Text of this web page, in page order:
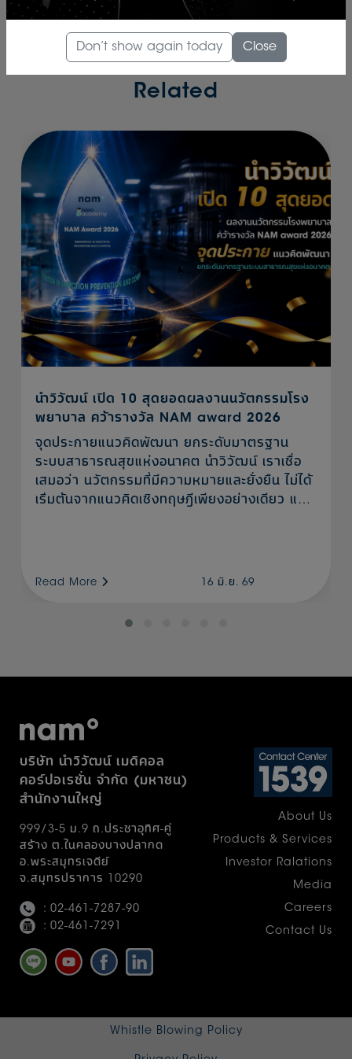
Related
นำวิวัฒน์ เปิด 10 สุดยอดผลงานนวัตกรรมโรง
พยาบาล คว้ารางวัล NAM award 2026
จุดประกายแนวคิดพัฒนา ยกระดับมาตรฐาน
ระบบสาธารณสุขแห่งอนาคต นำวิวัฒน์ เราเชื่อ
เสมอว่า นวัตกรรมที่มีความหมายและยั่งยืน ไม่ได้
เริ่มต้นจากแนวคิดเชิงทฤษฎีเพียงอย่างเดียว แต่
ร่วมกับ สำนักงานพัฒนาวิทยาศาสตร์และ
กระบวนการทำงานด้านการฆ่าเชื้อและการทำให้
ปราศจากเชื้อที่เป็นรูปธรรม โดยผลงานที่เข้าร่วม
ประกวดยังมีศักยภาพในการพัฒนาต่อยอดสู่เชิง
พาณิชย์ อันจะก่อให้เกิดประโยชน์ต่อระบบ
สาธารณสุขและเศรษฐกิจของประเทศองค์รวม
แล้ววันนี้ก้เดินทางมาถึงเส้นชัย ขอแสดง
ความยินดีกับผู้ชนะโครงการ NAM Award 2026
โดยได้รับเกียรติจาก นายแพทย์ภานุวัฒน์ ปาน
เกตุ รองปลัดกระทรวงสาธารณสุข เป็นประธาน
รางวัลชนะเลิศ : โรงพยาบาลนครธน
กรุงเทพมหานคร กับผลงานนวัตกรรม "โครงการ
ติดตั้งระบบตรวจจับและแจ้งเตือนการรั่วไหลของ
ก๊าซเอทิลีนออกไซด์ (EO) ในหน่วยจ่ายกลาง" —
ก๊าซเกินมาตรฐานจะส่งสัญญาณเตือนและล็อก
Read More 16 มิ.ย. 69
Don’t show again today Close
บริษัท นำวิวัฒน์ เมดิคอล
คอร์ปอเรชั่น จำกัด (มหาชน)
สำนักงานใหญ่
999/3-5 ม.9 ถ.ประชาอุทิศ-คู่
สร้าง ต.ในคลองบางปลากด
อ.พระสมุทรเจดีย์
จ.สมุทรปราการ 10290
: 02-461-7287-90
: 02-461-7291
About Us
Products & Services
Investor Ralations
Media
Careers
Contact Us
Whistle Blowing Policy